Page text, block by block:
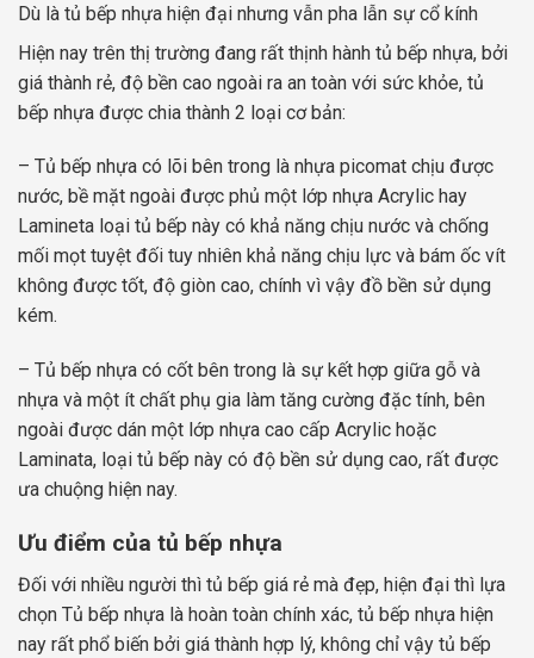
Dù là tủ bếp nhựa hiện đại nhưng vẫn pha lẫn sự cổ kính
Hiện nay trên thị trường đang rất thịnh hành tủ bếp nhựa, bởi
giá thành rẻ, độ bền cao ngoài ra an toàn với sức khỏe, tủ
bếp nhựa được chia thành 2 loại cơ bản:
– Tủ bếp nhựa có lõi bên trong là nhựa picomat chịu được
nước, bề mặt ngoài được phủ một lớp nhựa Acrylic hay
Lamineta loại tủ bếp này có khả năng chịu nước và chống
mối mọt tuyệt đối tuy nhiên khả năng chịu lực và bám ốc vít
không được tốt, độ giòn cao, chính vì vậy đồ bền sử dụng
kém.
– Tủ bếp nhựa có cốt bên trong là sự kết hợp giữa gỗ và
nhựa và một ít chất phụ gia làm tăng cường đặc tính, bên
ngoài được dán một lớp nhựa cao cấp Acrylic hoặc
Laminata, loại tủ bếp này có độ bền sử dụng cao, rất được
ưa chuộng hiện nay.
Ưu điểm của tủ bếp nhựa
Đối với nhiều người thì tủ bếp giá rẻ mà đẹp, hiện đại thì lựa
chọn Tủ bếp nhựa là hoàn toàn chính xác, tủ bếp nhựa hiện
nay rất phổ biến bởi giá thành hợp lý, không chỉ vậy tủ bếp